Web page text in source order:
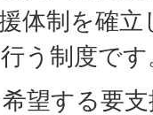
体制を確
う制度です
望する要